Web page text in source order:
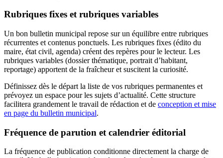
Rubriques fixes et rubriques variables
Un bon bulletin municipal repose sur un équilibre entre rubriques
récurrentes et contenus ponctuels. Les rubriques fixes (édito du
maire, état civil, agenda) créent des repères pour le lecteur. Les
rubriques variables (dossier thématique, portrait d’habitant,
reportage) apportent de la fraîcheur et suscitent la curiosité.
Définissez dès le départ la liste de vos rubriques permanentes et
prévoyez un espace pour les sujets d’actualité. Cette structure
facilitera grandement le travail de rédaction et de conception et mise
en page du bulletin municipal.
Fréquence de parution et calendrier éditorial
La fréquence de publication conditionne directement la charge de